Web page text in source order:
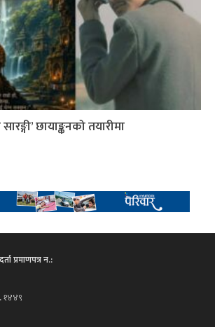
छायाङ्कनको तयारीमा
प्रमाणपत्र न.:
१४४९